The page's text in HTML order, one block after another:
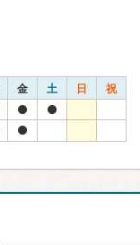
金 土 日 祝